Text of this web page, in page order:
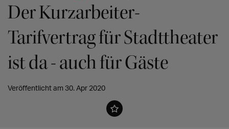
Der Kurzarbeiter-
Tarifvertrag für Stadttheater
ist da - auch für Gäste
Veröffentlicht am 30. Apr 2020